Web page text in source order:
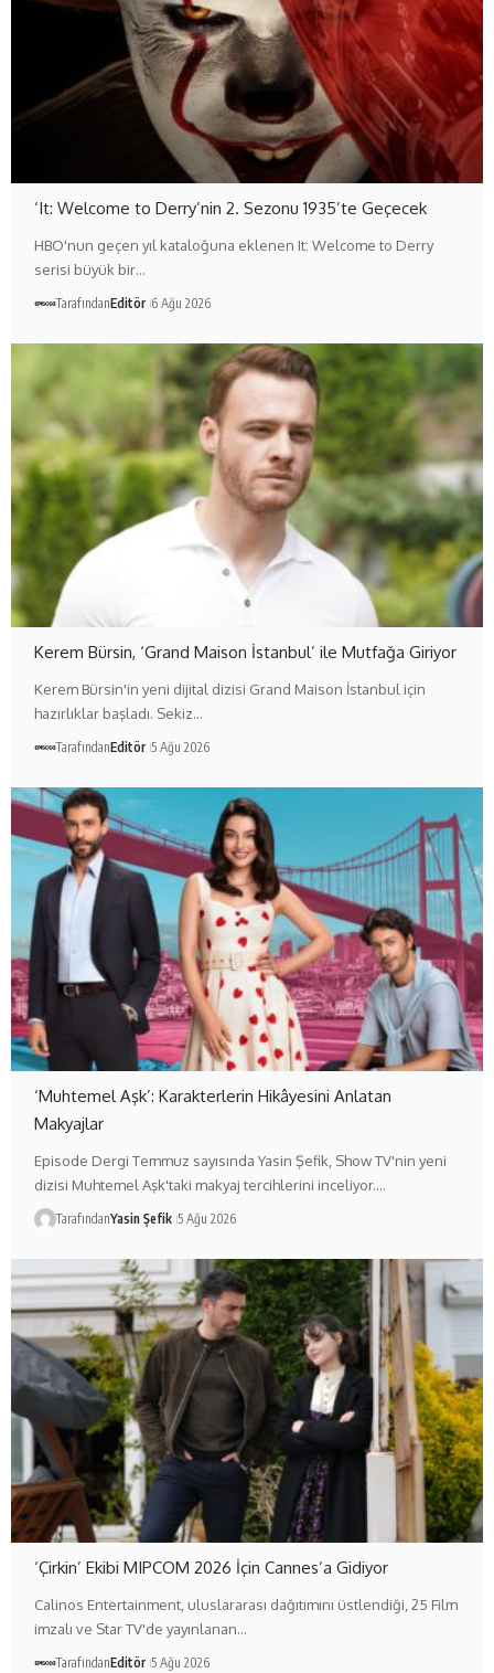
‘It: Welcome to Derry’nin 2. Sezonu 1935’te Geçecek
HBO'nun geçen yıl kataloğuna eklenen It: Welcome to Derry
serisi büyük bir…
TarafındanEditör 6 Ağu 2026
Kerem Bürsin, ‘Grand Maison İstanbul’ ile Mutfağa Giriyor
Kerem Bürsin'in yeni dijital dizisi Grand Maison İstanbul için
hazırlıklar başladı. Sekiz…
TarafındanEditör 5 Ağu 2026
‘Muhtemel Aşk’: Karakterlerin Hikâyesini Anlatan
Makyajlar
Episode Dergi Temmuz sayısında Yasin Şefik, Show TV'nin yeni
dizisi Muhtemel Aşk'taki makyaj tercihlerini inceliyor.…
TarafındanYasin Şefik 5 Ağu 2026
‘Çirkin’ Ekibi MIPCOM 2026 İçin Cannes’a Gidiyor
Calinos Entertainment, uluslararası dağıtımını üstlendiği, 25 Film
imzalı ve Star TV'de yayınlanan…
TarafındanEditör 5 Ağu 2026